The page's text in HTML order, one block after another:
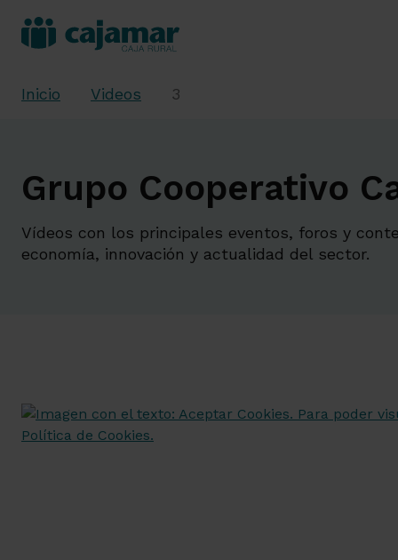
Inicio Videos 3
Grupo Cooperativo
Vídeos con los principales eventos, foros y
economía, innovación y actualidad del sector.